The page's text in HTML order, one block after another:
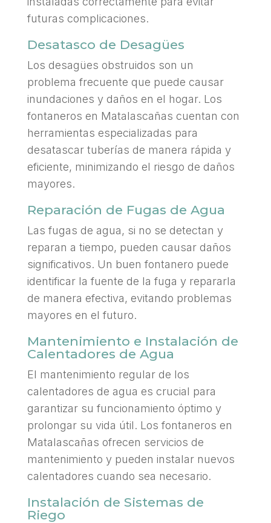
futuras complicaciones.
Desatasco de Desagües
Los desagües obstruidos son un
problema frecuente que puede causar
inundaciones y daños en el hogar. Los
fontaneros en Matalascañas cuentan con
herramientas especializadas para
desatascar tuberías de manera rápida y
eficiente, minimizando el riesgo de daños
mayores.
Reparación de Fugas de Agua
Las fugas de agua, si no se detectan y
reparan a tiempo, pueden causar daños
significativos. Un buen fontanero puede
identificar la fuente de la fuga y repararla
de manera efectiva, evitando problemas
mayores en el futuro.
Mantenimiento e Instalación de
Calentadores de Agua
El mantenimiento regular de los
calentadores de agua es crucial para
garantizar su funcionamiento óptimo y
prolongar su vida útil. Los fontaneros en
Matalascañas ofrecen servicios de
mantenimiento y pueden instalar nuevos
calentadores cuando sea necesario.
Instalación de Sistemas de
Riego